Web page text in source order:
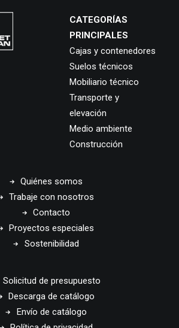
CATEGORÍAS
PRINCIPALES
Cajas y contenedores
Suelos técnicos
Mobiliario técnico
Transporte y
elevación
Medio ambiente
Construcción
Quiénes somos
Trabaje con nosotros
Contacto
Proyectos especiales
Sostenibilidad
Solicitud de presupuesto
Descarga de catálogo
Envío de catálogo